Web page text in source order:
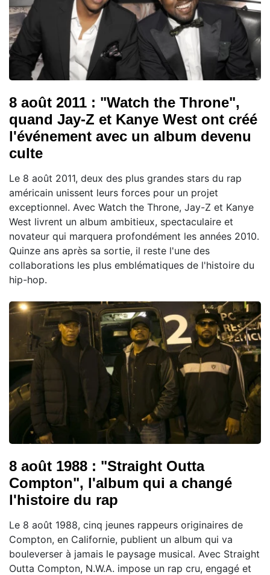
8 août 2011 : "Watch the Throne",
quand Jay-Z et Kanye West ont créé
l'événement avec un album devenu
culte
Le 8 août 2011, deux des plus grandes stars du rap
américain unissent leurs forces pour un projet
exceptionnel. Avec Watch the Throne, Jay-Z et Kanye
West livrent un album ambitieux, spectaculaire et
novateur qui marquera profondément les années 2010.
Quinze ans après sa sortie, il reste l'une des
collaborations les plus emblématiques de l'histoire du
hip-hop.
8 août 1988 : "Straight Outta
Compton", l'album qui a changé
l'histoire du rap
Le 8 août 1988, cinq jeunes rappeurs originaires de
Compton, en Californie, publient un album qui va
bouleverser à jamais le paysage musical. Avec Straight
Outta Compton, N.W.A. impose un rap cru, engagé et